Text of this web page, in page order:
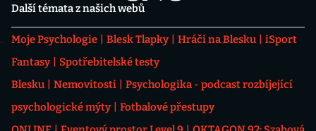
Další témata z našich webů
Moje Psychologie Blesk Tlapky Hráči na Blesku
iSport
Fantasy
Spotřebitelské testy
Blesku
Nemovitosti
Psychologika - podcast rozbíjející
psychologické mýty
Fotbalové přestupy